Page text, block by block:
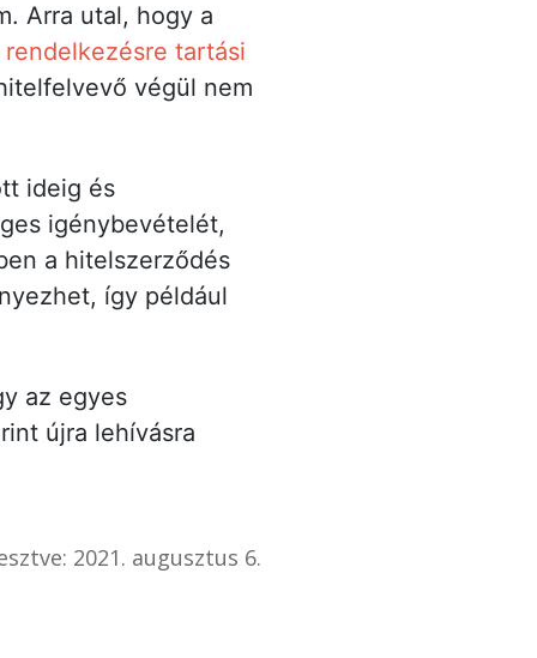
Arra utal, hogy a
rendelkezésre tartási
végül nem
ideig és
igénybevételét,
a hitelszerződés
így például
az egyes
újra lehívásra
2021. augusztus 6.